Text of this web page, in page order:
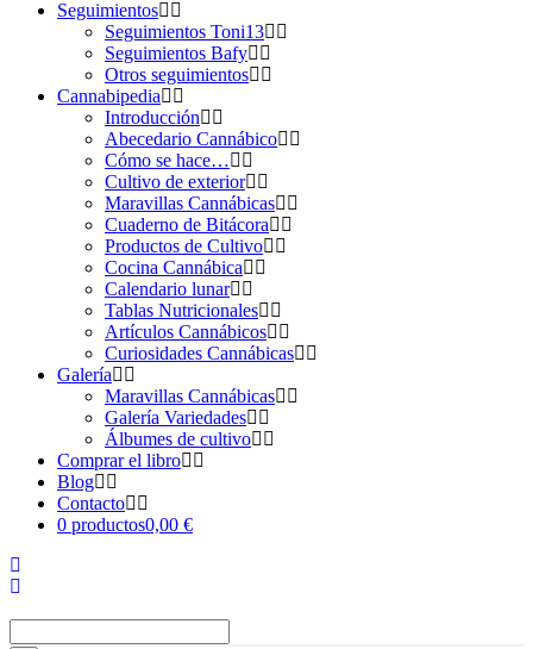
Seguimientos
Seguimientos Toni13
Seguimientos Bafy
Otros seguimientos
Cannabipedia
Introducción
Abecedario Cannábico
Cómo se hace…
Cultivo de exterior
Maravillas Cannábicas
Cuaderno de Bitácora
Productos de Cultivo
Cocina Cannábica
Calendario lunar
Tablas Nutricionales
Artículos Cannábicos
Curiosidades Cannábicas
Galería
Maravillas Cannábicas
Galería Variedades
Álbumes de cultivo
Comprar el libro
Blog
Contacto
0 productos0,00 €